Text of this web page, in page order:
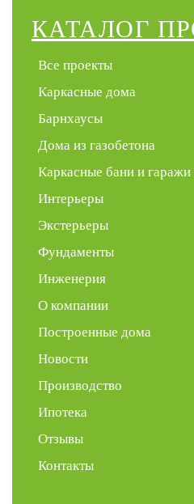
КАТАЛОГ
Все проекты
Каркасные дома
Барнхаусы
Дома из газобетона
Каркасные бани и гаражи
Интерьеры
Экстерьеры
Фундаменты
Инженерия
О компании
Построенные дома
Новости
Производство
Ипотека
Отзывы
Контакты